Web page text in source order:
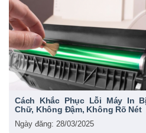
Cách Khắc Phục Lỗi Máy In
Chữ, Không Đậm, Không Rõ Nét
Ngày đăng: 28/03/2025